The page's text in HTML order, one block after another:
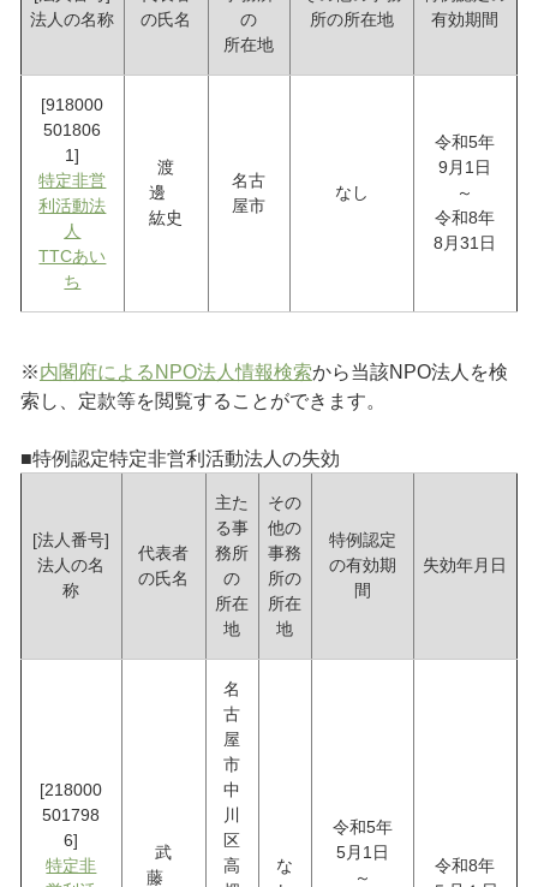
法人の名称
の氏名
の
所在地
所の所在地
有効期間
[918000
501806
1]
特定非営
利活動法
人
TTCあい
ち
渡
邊
紘史
名古
屋市
なし
令和5年
9月1日
～
令和8年
8月31日
※内閣府によるNPO法人情報検索から当該NPO法人を検
索し、定款等を閲覧することができます。
■特例認定特定非営利活動法人の失効
[法人番号]
法人の名
称
代表者
の氏名
主た
る事
務所
の
所在
地
その
他の
事務
所の
所在
地
特例認定
の有効期
間
失効年月日
[218000
501798
6]
特定非
武
藤
名
古
屋
市
中
川
区
高
な
令和5年
5月1日
～
令和8年